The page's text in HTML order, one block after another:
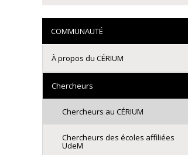
COMMUNAUTÉ
À propos du CÉRIUM
Chercheurs
Chercheurs au CÉRIUM
Chercheurs des écoles affiliées
UdeM